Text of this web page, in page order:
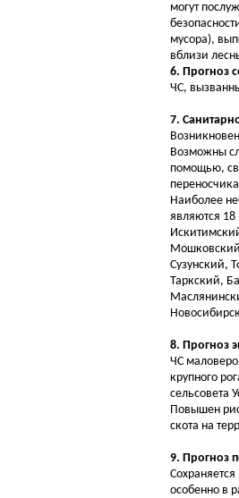
могут
мусора),
вблизи
6. Прогноз
ЧС,
7.
Возможны
помощью,
Наиболее
являются 18
Сузунский,
Таркский,
8. Прогноз
ЧС
крупного
сельсовета
Повышен
скота на
9. Прогноз
особенно в